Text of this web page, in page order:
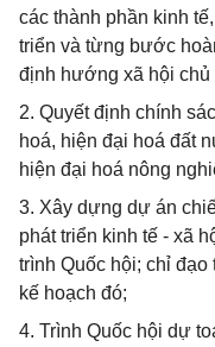
các thành phần kinh
triển và từng bước
định hướng xã hội chủ
2. Quyết định chính
hoá, hiện đại hoá đất
hiện đại hoá nông
3. Xây dựng dự án
phát triển kinh tế - xã
trình Quốc hội; chỉ
kế hoạch đó;
4. Trình Quốc hội dự